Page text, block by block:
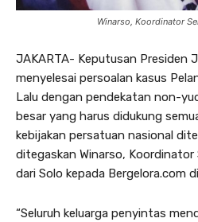
Winarso, Koordinator
JAKARTA- Keputusan Presiden
menyelesai persoalan kasus
Lalu dengan pendekatan non-
besar yang harus didukung
kebijakan persatuan nasional
ditegaskan Winarso, Koordinator
dari Solo kepada Bergelora.com
“Seluruh keluarga penyintas